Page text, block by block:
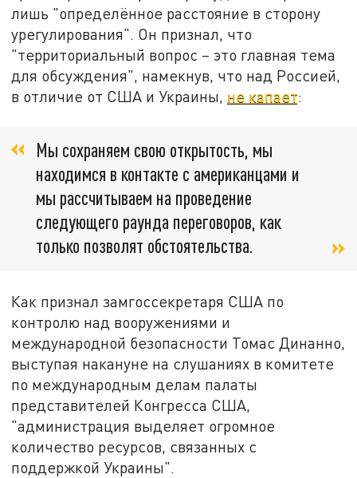
лишь "определённое расстояние в сторону
урегулирования". Он признал, что
"территориальный вопрос – это главная тема
для обсуждения", намекнув, что над Россией,
в отличие от США и Украины, не капает:
Мы сохраняем свою открытость, мы
находимся в контакте с американцами и
мы рассчитываем на проведение
следующего раунда переговоров, как
только позволят обстоятельства.
Как признал замгоссекретаря США по
контролю над вооружениями и
международной безопасности Томас Динанно,
выступая накануне на слушаниях в комитете
по международным делам палаты
представителей Конгресса США,
"администрация выделяет огромное
количество ресурсов, связанных с
поддержкой Украины".